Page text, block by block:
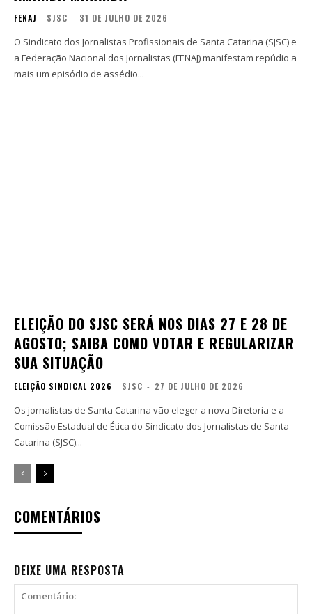
FENAJ SJSC - 31 DE JULHO DE 2026
O Sindicato dos Jornalistas Profissionais de Santa Catarina (SJSC) e
a Federação Nacional dos Jornalistas (FENAJ) manifestam repúdio a
mais um episódio de assédio...
ELEIÇÃO DO SJSC SERÁ NOS DIAS 27 E 28 DE
AGOSTO; SAIBA COMO VOTAR E REGULARIZAR
SUA SITUAÇÃO
ELEIÇÃO SINDICAL 2026 SJSC - 27 DE JULHO DE 2026
Os jornalistas de Santa Catarina vão eleger a nova Diretoria e a
Comissão Estadual de Ética do Sindicato dos Jornalistas de Santa
Catarina (SJSC)...
COMENTÁRIOS
DEIXE UMA RESPOSTA